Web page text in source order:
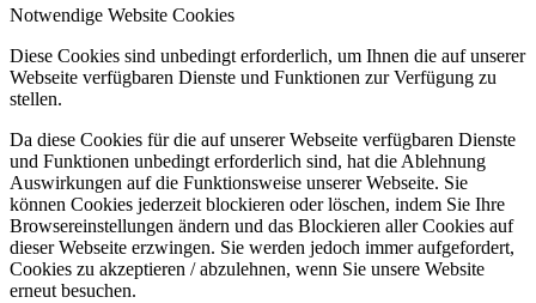
Notwendige Website Cookies
Diese Cookies sind unbedingt erforderlich, um Ihnen die auf unserer
Webseite verfügbaren Dienste und Funktionen zur Verfügung zu
stellen.
Da diese Cookies für die auf unserer Webseite verfügbaren Dienste
und Funktionen unbedingt erforderlich sind, hat die Ablehnung
Auswirkungen auf die Funktionsweise unserer Webseite. Sie
können Cookies jederzeit blockieren oder löschen, indem Sie Ihre
Browsereinstellungen ändern und das Blockieren aller Cookies auf
dieser Webseite erzwingen. Sie werden jedoch immer aufgefordert,
Cookies zu akzeptieren / abzulehnen, wenn Sie unsere Website
erneut besuchen.